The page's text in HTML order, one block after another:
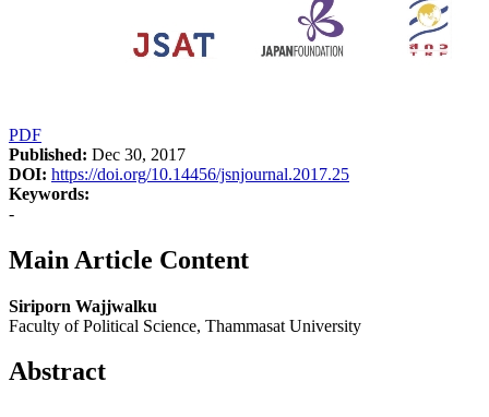
PDF
Published: Dec 30, 2017
DOI: https://doi.org/10.14456/jsnjournal.2017.25
Keywords:
-
Main Article Content
Siriporn Wajjwalku
Faculty of Political Science, Thammasat University
Abstract